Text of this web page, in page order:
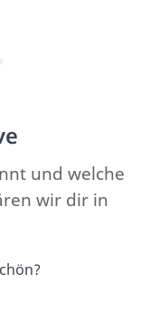
und welche
wir dir in